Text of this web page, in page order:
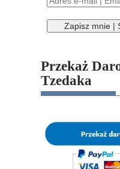
Przekaż
Tzedaka